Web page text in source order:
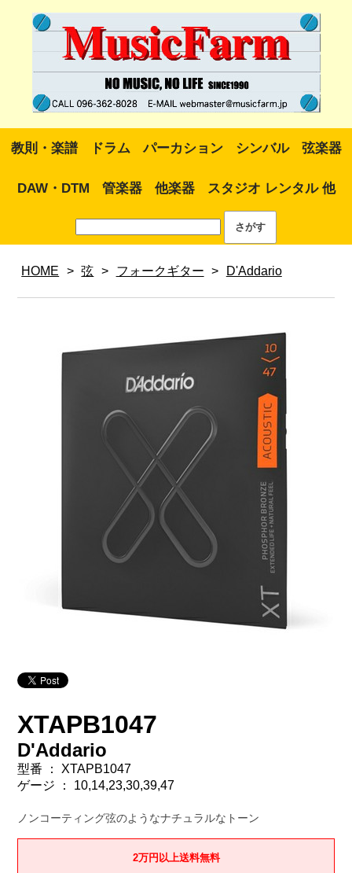
教則・楽譜 ドラム パーカション シンバル 弦楽器
DAW・DTM 管楽器 他楽器 スタジオ レンタル 他
HOME > 弦 > フォークギター > D'Addario
XTAPB1047
D'Addario
型番 ： XTAPB1047
ゲージ ： 10,14,23,30,39,47
ノンコーティング弦のようなナチュラルなトーン
2万円以上送料無料